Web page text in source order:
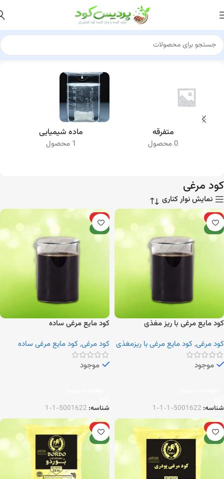
خانه کود مرغی
متفرقه
0 محصول
ماده شیمیایی
1 محصول
کود مرغی
نمایش نوار کناری
ویژه
جدید
کود مایع مرغی با ریز مغذی
کود مرغی,کود مایع مرغی با ریزمغذی
موجود
شناسه: 5001622-1-1-1
ویژه
جدید
کود مایع مرغی ساده
کود مرغی,کود مایع مرغی ساده
موجود
شناسه: 5001622-1-1
ویژه
جدید
ویژه
جدید
مشتری آقای حاتمی 100 تن از دهلران ایلام
80 ساعت پیش